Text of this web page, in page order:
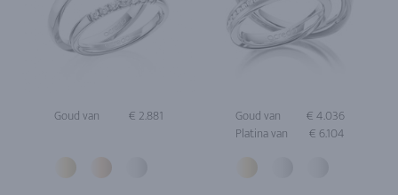
Goud van € 2.881 Goud van
€ 4.036
Platina van
€ 6.104